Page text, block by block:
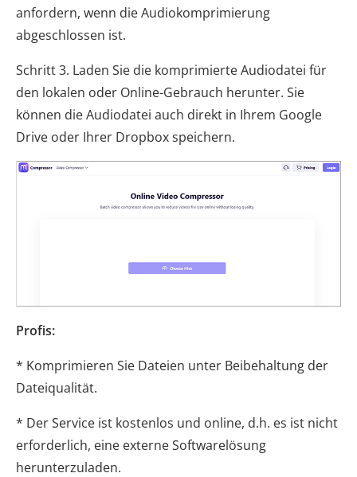
anfordern, wenn die Audiokomprimierung
abgeschlossen ist.
Schritt 3. Laden Sie die komprimierte Audiodatei für
den lokalen oder Online-Gebrauch herunter. Sie
können die Audiodatei auch direkt in Ihrem Google
Drive oder Ihrer Dropbox speichern.
Profis:
* Komprimieren Sie Dateien unter Beibehaltung der
Dateiqualität.
* Der Service ist kostenlos und online, d.h. es ist nicht
erforderlich, eine externe Softwarelösung
herunterzuladen.